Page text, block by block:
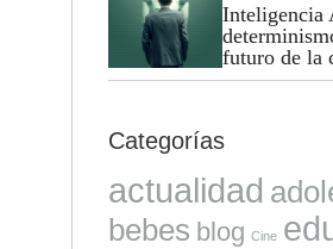
Inteligencia
futuro de la
Categorías
actualidad
bebes blog Cine